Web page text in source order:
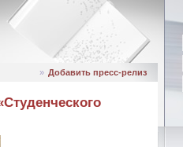
» Добавить пресс-релиз